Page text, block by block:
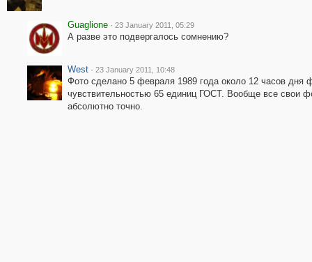
Guaglione · 23 January 2011, 05:29
А разве это подвергалось сомнению?
West · 23 January 2011, 10:48
Фото сделано 5 февраля 1989 года около 12 часов
чувствительностью 65 единиц ГОСТ. Вообще все свои
абсолютно точно.